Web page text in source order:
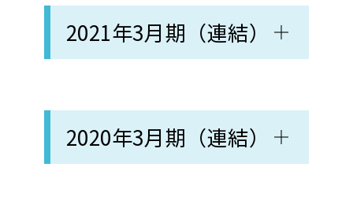
2021年3月期（連結）
2020年3月期（連結）